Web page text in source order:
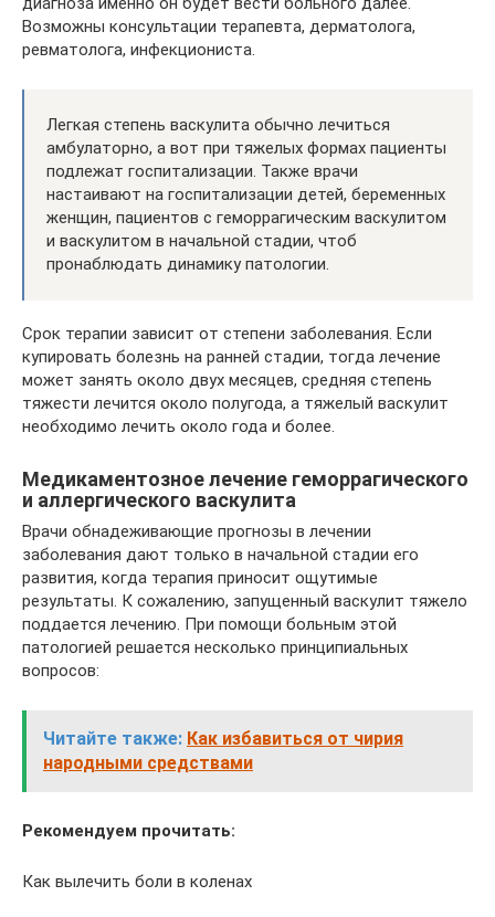
Возможны консультации терапевта, дерматолога,
ревматолога, инфекциониста.
Легкая степень васкулита обычно лечиться
амбулаторно, а вот при тяжелых формах пациенты
подлежат госпитализации. Также врачи
настаивают на госпитализации детей, беременных
женщин, пациентов с геморрагическим васкулитом
и васкулитом в начальной стадии, чтоб
пронаблюдать динамику патологии.
Срок терапии зависит от степени заболевания. Если
купировать болезнь на ранней стадии, тогда лечение
может занять около двух месяцев, средняя степень
тяжести лечится около полугода, а тяжелый васкулит
необходимо лечить около года и более.
Медикаментозное лечение геморрагического
и аллергического васкулита
Врачи обнадеживающие прогнозы в лечении
заболевания дают только в начальной стадии его
развития, когда терапия приносит ощутимые
результаты. К сожалению, запущенный васкулит тяжело
поддается лечению. При помощи больным этой
патологией решается несколько принципиальных
вопросов:
Читайте также: Как избавиться от чирия
народными средствами
Рекомендуем прочитать:
Как вылечить боли в коленах